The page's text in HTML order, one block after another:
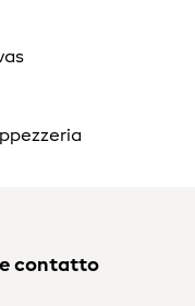
contatto